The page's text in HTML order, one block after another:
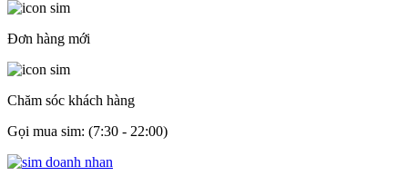
Đơn hàng mới
Chăm sóc khách hàng
Gọi mua sim: (7:30 - 22:00)